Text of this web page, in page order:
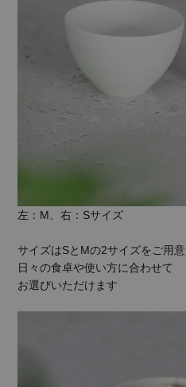
左：M、右：Sサイズ
サイズはSとMの2サイズをご用意
日々の食卓や使い方に合わせて
お選びいただけます